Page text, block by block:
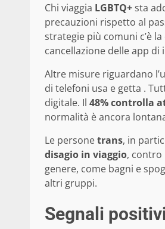
Chi viaggia LGBTQ+sta
precauzioni rispetto al
strategie più comuni c’è
cancellazione delle app di
Altre misure riguardano
di telefoni usa e getta .
digitale. Il 48% controlla
normalità è ancora
Le personetrans, in
disagio in viaggio, contro
genere, come bagni e
altri gruppi.
Segnali